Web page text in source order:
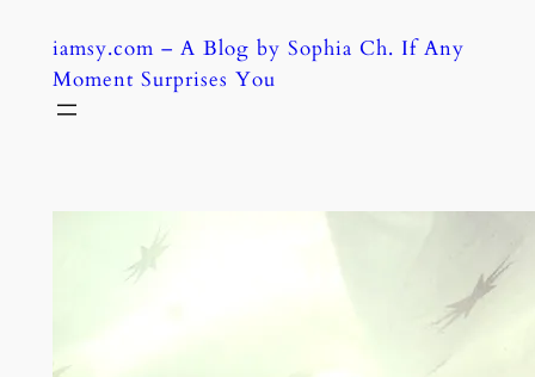
content
iamsy.com – A Blog by Sophia Ch. If Any
Moment Surprises You